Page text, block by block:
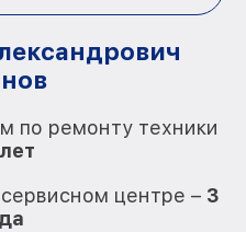
по ремонту техники
центре – 3